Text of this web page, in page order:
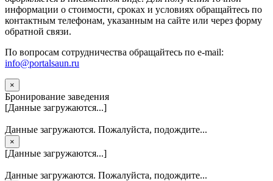
информации о стоимости, сроках и условиях обращайтесь по
контактным телефонам, указанным на сайте или через форму
обратной связи.
По вопросам сотрудничества обращайтесь по e-mail:
info@portalsaun.ru
×
Бронирование заведения
[Данные загружаются...]
Данные загружаются. Пожалуйста, подождите...
×
[Данные загружаются...]
Данные загружаются. Пожалуйста, подождите...